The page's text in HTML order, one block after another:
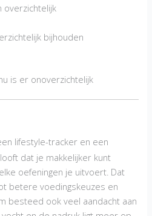
overzichtelijk
bijhouden
is er onoverzichtelijk
lifestyle-tracker en een
dat je makkelijker kunt
oefeningen je uitvoert. Dat
betere voedingskeuzes en
besteed ook veel aandacht aan